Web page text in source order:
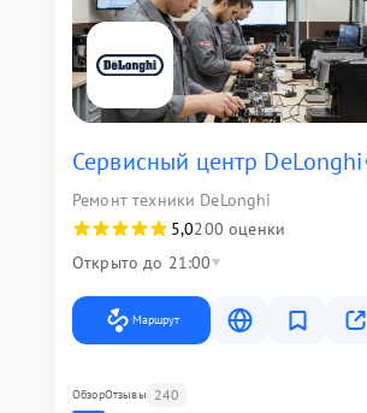
Сервисный центр DeLonghi
Ремонт техники DeLonghi
5,0200 оценки
Открыто до 21:00
Маршрут
ОбзорОтзывы 240